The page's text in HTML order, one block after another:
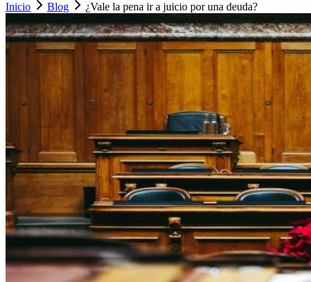
Inicio Blog ¿Vale la pena ir a juicio por una deuda?